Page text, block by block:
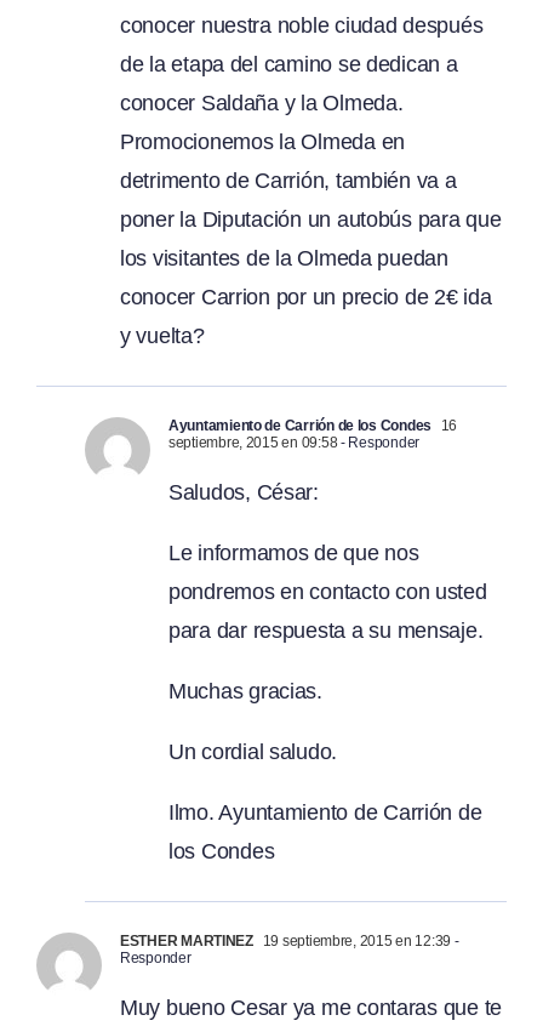
conocer nuestra noble ciudad después
de la etapa del camino se dedican a
conocer Saldaña y la Olmeda.
Promocionemos la Olmeda en
detrimento de Carrión, también va a
poner la Diputación un autobús para que
los visitantes de la Olmeda puedan
conocer Carrion por un precio de 2€ ida
y vuelta?
Ayuntamiento de Carrión de los Condes
16
septiembre, 2015 en 09:58- Responder
Saludos, César:
Le informamos de que nos
pondremos en contacto con usted
para dar respuesta a su mensaje.
Muchas gracias.
Un cordial saludo.
Ilmo. Ayuntamiento de Carrión de
los Condes
ESTHER MARTINEZ 19 septiembre, 2015 en 12:39 -
Responder
Muy bueno Cesar ya me contaras que te